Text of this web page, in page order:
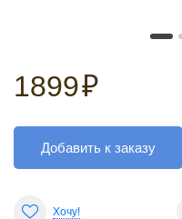
1899₽
Добавить к заказу
Хочу!